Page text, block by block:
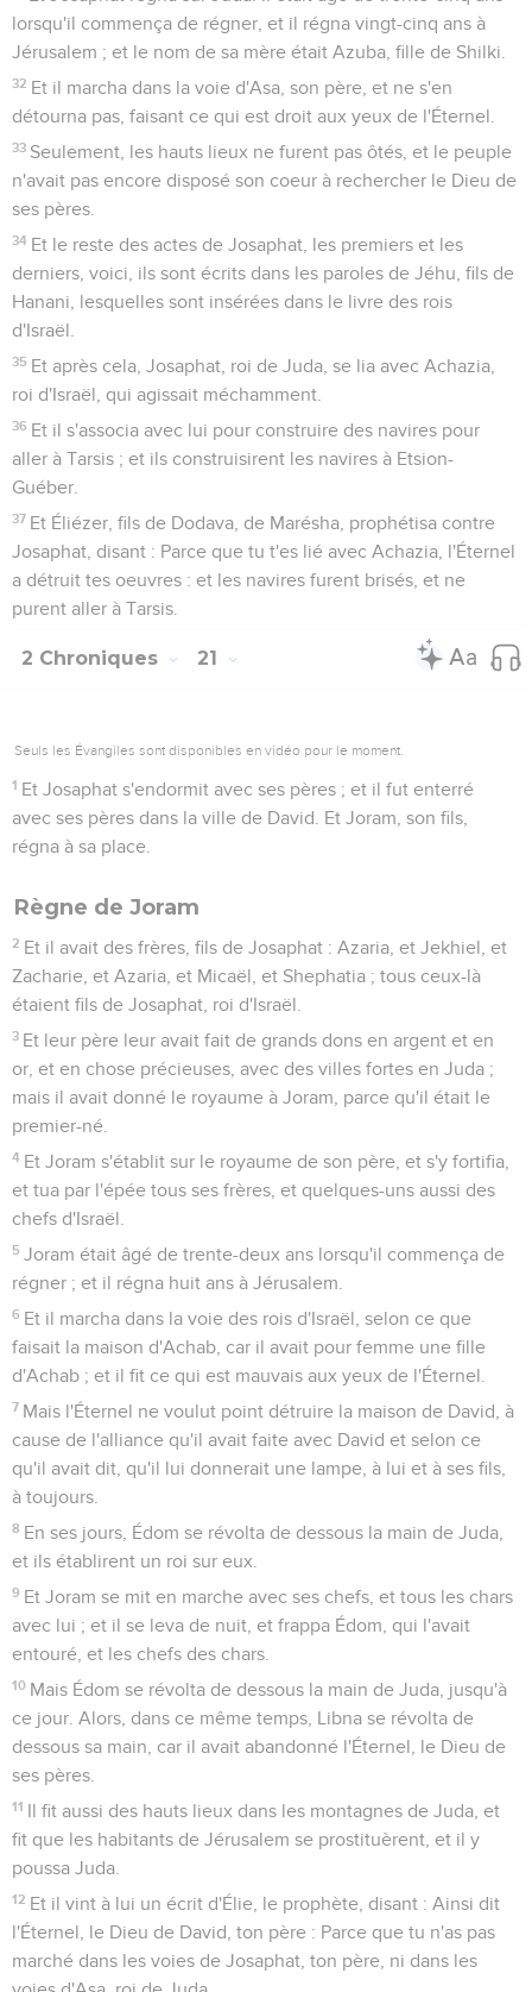
lorsqu'il commença de régner, et il régna vingt-cinq ans à
Jérusalem ; et le nom de sa mère était Azuba, fille de Shilki.
32 Et il marcha dans la voie d'Asa, son père, et ne s'en
détourna pas, faisant ce qui est droit aux yeux de l'Éternel.
33 Seulement, les hauts lieux ne furent pas ôtés, et le peuple
n'avait pas encore disposé son coeur à rechercher le Dieu de
ses pères.
34 Et le reste des actes de Josaphat, les premiers et les
derniers, voici, ils sont écrits dans les paroles de Jéhu, fils de
Hanani, lesquelles sont insérées dans le livre des rois
d'Israël.
35 Et après cela, Josaphat, roi de Juda, se lia avec Achazia,
roi d'Israël, qui agissait méchamment.
36 Et il s'associa avec lui pour construire des navires pour
aller à Tarsis ; et ils construisirent les navires à Etsion-
Guéber.
37 Et Éliézer, fils de Dodava, de Marésha, prophétisa contre
Josaphat, disant : Parce que tu t'es lié avec Achazia, l'Éternel
a détruit tes oeuvres : et les navires furent brisés, et ne
purent aller à Tarsis.
2 Chroniques 21
Seuls les Évangiles sont disponibles en vidéo pour le moment.
1 Et Josaphat s'endormit avec ses pères ; et il fut enterré
avec ses pères dans la ville de David. Et Joram, son fils,
régna à sa place.
Règne de Joram
2 Et il avait des frères, fils de Josaphat : Azaria, et Jekhiel, et
Zacharie, et Azaria, et Micaël, et Shephatia ; tous ceux-là
étaient fils de Josaphat, roi d'Israël.
3 Et leur père leur avait fait de grands dons en argent et en
or, et en chose précieuses, avec des villes fortes en Juda ;
mais il avait donné le royaume à Joram, parce qu'il était le
premier-né.
4 Et Joram s'établit sur le royaume de son père, et s'y fortifia,
et tua par l'épée tous ses frères, et quelques-uns aussi des
chefs d'Israël.
5 Joram était âgé de trente-deux ans lorsqu'il commença de
régner ; et il régna huit ans à Jérusalem.
6 Et il marcha dans la voie des rois d'Israël, selon ce que
faisait la maison d'Achab, car il avait pour femme une fille
d'Achab ; et il fit ce qui est mauvais aux yeux de l'Éternel.
7 Mais l'Éternel ne voulut point détruire la maison de David, à
cause de l'alliance qu'il avait faite avec David et selon ce
qu'il avait dit, qu'il lui donnerait une lampe, à lui et à ses fils,
à toujours.
8 En ses jours, Édom se révolta de dessous la main de Juda,
et ils établirent un roi sur eux.
9 Et Joram se mit en marche avec ses chefs, et tous les chars
avec lui ; et il se leva de nuit, et frappa Édom, qui l'avait
entouré, et les chefs des chars.
10 Mais Édom se révolta de dessous la main de Juda, jusqu'à
ce jour. Alors, dans ce même temps, Libna se révolta de
dessous sa main, car il avait abandonné l'Éternel, le Dieu de
ses pères.
11 Il fit aussi des hauts lieux dans les montagnes de Juda, et
fit que les habitants de Jérusalem se prostituèrent, et il y
poussa Juda.
12 Et il vint à lui un écrit d'Élie, le prophète, disant : Ainsi dit
l'Éternel, le Dieu de David, ton père : Parce que tu n'as pas
marché dans les voies de Josaphat, ton père, ni dans les